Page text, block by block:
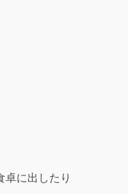
卓に出したり